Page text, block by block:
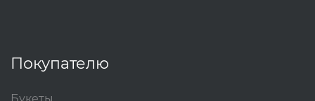
Покупателю